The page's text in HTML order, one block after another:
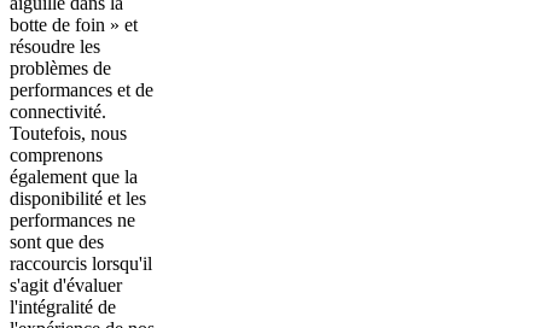
botte de foin » et
résoudre les
problèmes de
performances et de
connectivité.
Toutefois, nous
comprenons
également que la
disponibilité et les
performances ne
sont que des
raccourcis lorsqu'il
s'agit d'évaluer
l'intégralité de